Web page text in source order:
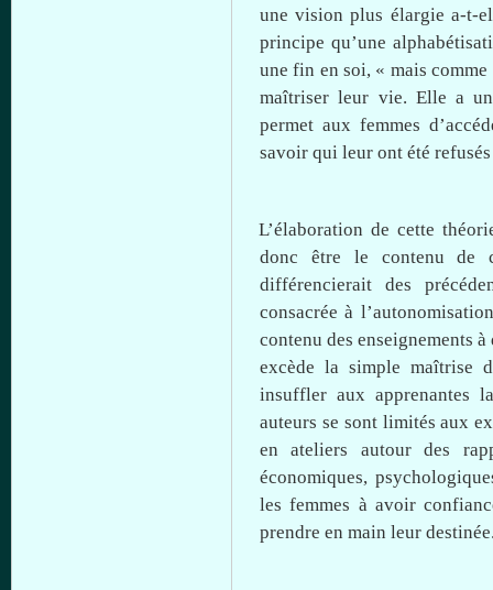
une vision plus élargie a-t-
principe qu’une
une fin ensoi, « mais comme
maîtriser leur vie. Elle a
permet aux femmes
savoir qui leur ont été refusés
L’élaboration decette
donc
être le contenu de
différencierait des
consacrée à l’autonomisation
contenu desenseignements à
excède la simple maîtrise
insuffler aux apprenantes
auteurs se sont limités aux
en ateliers autourdes
économiques,
les femmes à avoir
prendre en main leur destinée